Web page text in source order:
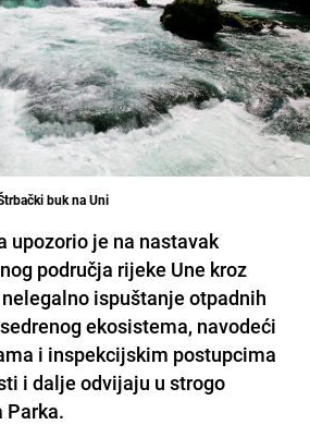
buk na Uni
upozorio je na nastavak
područja rijeke Une kroz
ispuštanje otpadnih
ekosistema, navodeći
i inspekcijskim postupcima
i dalje odvijaju u strogo
Parka.